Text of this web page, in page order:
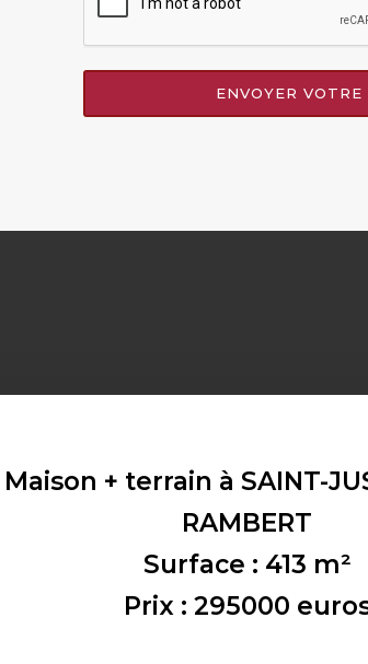
ENVOYER VOTRE
Maison + terrain à SAINT-
RAMBERT
Surface : 413 m²
Prix : 295000